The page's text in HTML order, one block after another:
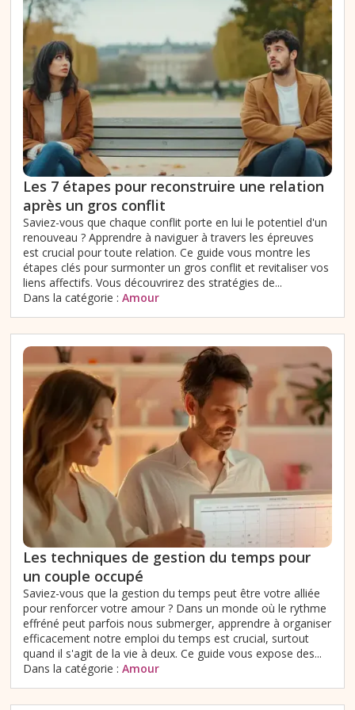
Les 7 étapes pour reconstruire une relation
après un gros conflit
Saviez-vous que chaque conflit porte en lui le potentiel d'un
renouveau ? Apprendre à naviguer à travers les épreuves
est crucial pour toute relation. Ce guide vous montre les
étapes clés pour surmonter un gros conflit et revitaliser vos
liens affectifs. Vous découvrirez des stratégies de...
Dans la catégorie : Amour
Les techniques de gestion du temps pour
un couple occupé
Saviez-vous que la gestion du temps peut être votre alliée
pour renforcer votre amour ? Dans un monde où le rythme
effréné peut parfois nous submerger, apprendre à organiser
efficacement notre emploi du temps est crucial, surtout
quand il s'agit de la vie à deux. Ce guide vous expose des...
Dans la catégorie : Amour